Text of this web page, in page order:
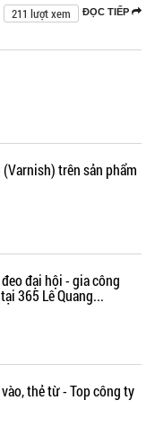
ĐỌC TIẾP
211 lượt xem
trên sản phẩm
đại hội - gia công
365 Lê Quang...
thẻ từ - Top công ty